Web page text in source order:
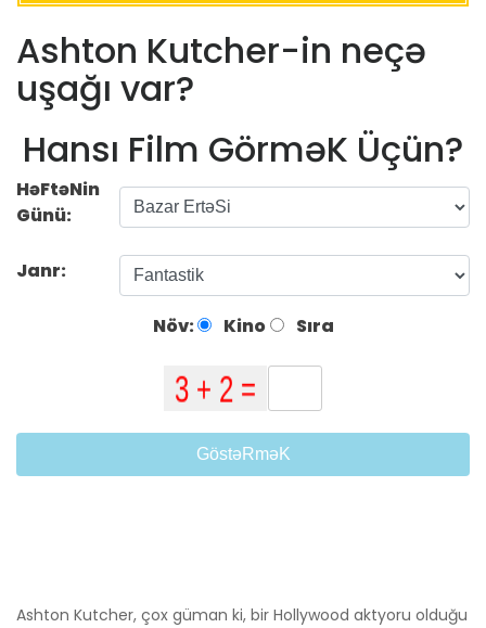
Ashton Kutcher-in neçə
uşağı var?
Hansı Film GörməK Üçün?
HəFtəNin
Günü:
Janr:
Növ: Kino Sıra
GöstəRməK
Ashton Kutcher, çox güman ki, bir Hollywood aktyoru olduğu